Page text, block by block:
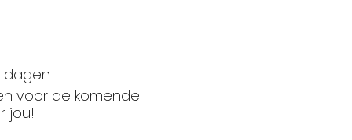
voor de komende
jou!